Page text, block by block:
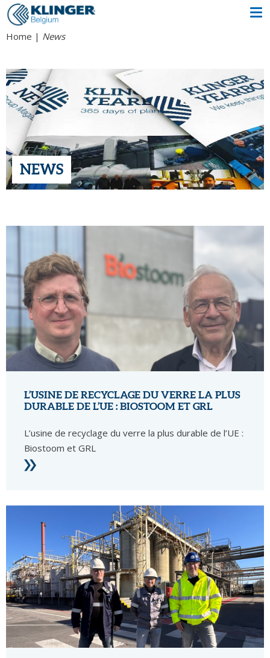
Home News
NEWS
L’USINE DE RECYCLAGE DU VERRE LA PLUS
DURABLE DE L’UE : BIOSTOOM ET GRL
L’usine de recyclage du verre la plus durable de l’UE :
Biostoom et GRL